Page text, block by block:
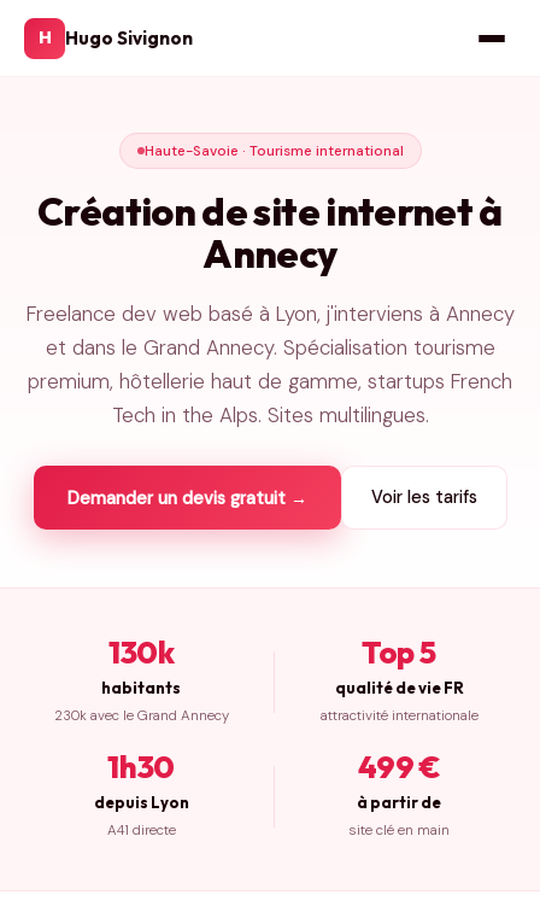
H Hugo Sivignon
Haute-Savoie · Tourisme international
Création de site internet à
Annecy
Freelance dev web basé à Lyon, j'interviens à Annecy
et dans le Grand Annecy. Spécialisation tourisme
premium, hôtellerie haut de gamme, startups French
Tech in the Alps. Sites multilingues.
Demander un devis gratuit → Voir les tarifs
130k
habitants
230k avec le Grand Annecy
Top 5
qualité de vie FR
attractivité internationale
1h30
depuis Lyon
A41 directe
499 €
à partir de
site clé en main